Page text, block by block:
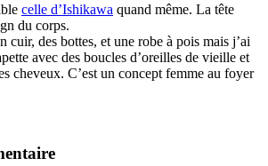
celle d’Ishikawa quand même. La tête
du corps.
cuir, des bottes, et une robe à pois mais j’ai
avec des boucles d’oreilles de vieille et
cheveux. C’est un concept femme au foyer